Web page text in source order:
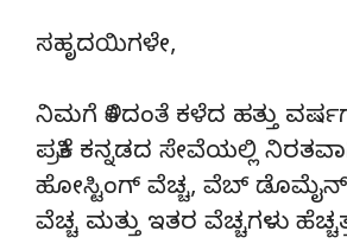
ಸಹೃದಯಿಗಳೇ,
ನಿಮಗೆ ತಿಳಿದಂತೆ ಕಳೆದ ಹತ್ತು
ಪತ್ರಿಕೆ ಕನ್ನಡದ ಸೇವೆಯಲ್ಲಿ
ಹೋಸ್ಟಿಂಗ್‌ ವೆಚ್ಚ, ವೆಬ್‌
ವೆಚ್ಚ ಮತ್ತು ಇತರ ವೆಚ್ಚಗಳು